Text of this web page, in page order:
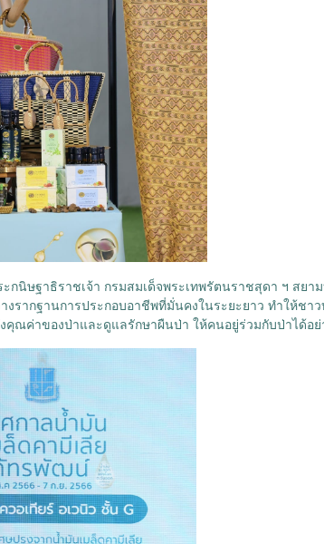
ษฐาธิราชเจ้า กรมสมเด็จพระเทพรัตนราชสุดา ฯ สยา
รากฐานการประกอบอาชีพที่มั่นคงในระยะยาว ทำให้ชา
ณค่าของป่าและดูแลรักษาผืนป่า ให้คนอยู่ร่วมกับป่าได้อย่